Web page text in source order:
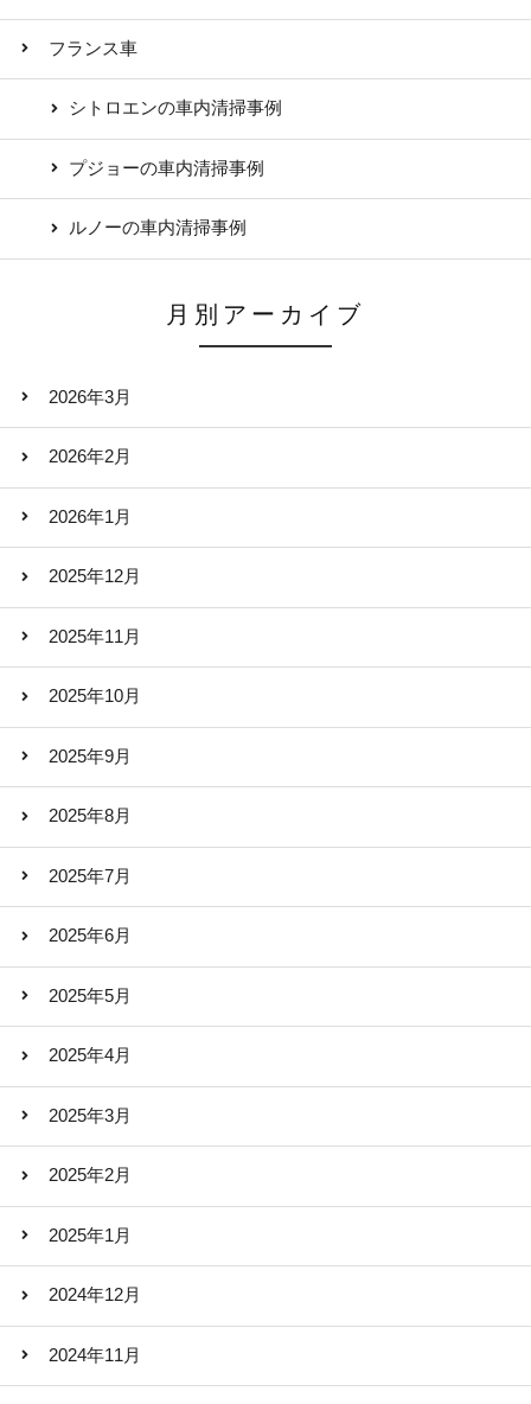
フランス車
シトロエンの車内清掃事例
プジョーの車内清掃事例
ルノーの車内清掃事例
月別アーカイブ
2026年3月
2026年2月
2026年1月
2025年12月
2025年11月
2025年10月
2025年9月
2025年8月
2025年7月
2025年6月
2025年5月
2025年4月
2025年3月
2025年2月
2025年1月
2024年12月
2024年11月